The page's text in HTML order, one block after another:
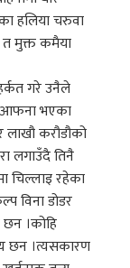
हलिया चरुवा
मुक्त कमैया
गरे उनैले
भएका
लाखौ करौडौको
लगाउँदै तिनै
चिल्लाइ रहेका
विना डोडर
।कोहि
छन ।त्यसकारण